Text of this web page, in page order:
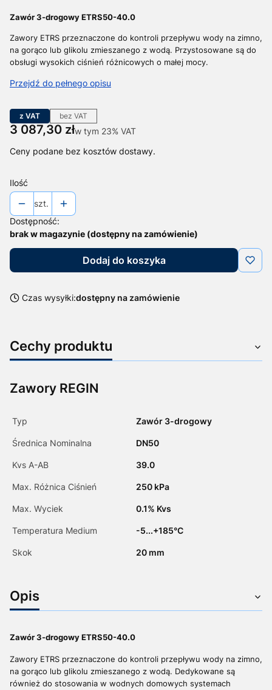
Zawór 3-drogowy ETRS50-40.0
Zawory ETRS przeznaczone do kontroli przepływu wody na zimno,
na gorąco lub glikolu zmieszanego z wodą. Przystosowane są do
obsługi wysokich ciśnień różnicowych o małej mocy.
Przejdź do pełnego opisu
z VAT bez VAT
Cena
3 087,30 złw tym 23% VAT
w tym 23% VAT
Ceny podane bez kosztów dostawy.
Ilość
szt.
Dostępność:
brak w magazynie (dostępny na zamówienie)
Dodaj do koszyka
Czas wysyłki:dostępny na zamówienie
Cechy produktu
Zawory REGIN
Typ Zawór 3-drogowy
Średnica Nominalna DN50
Kvs A-AB 39.0
Max. Różnica Ciśnień 250 kPa
Max. Wyciek 0.1% Kvs
Temperatura Medium -5...+185°C
Skok 20 mm
Opis
Zawór 3-drogowy ETRS50-40.0
Zawory ETRS przeznaczone do kontroli przepływu wody na zimno,
na gorąco lub glikolu zmieszanego z wodą. Dedykowane są
również do stosowania w wodnych domowych systemach